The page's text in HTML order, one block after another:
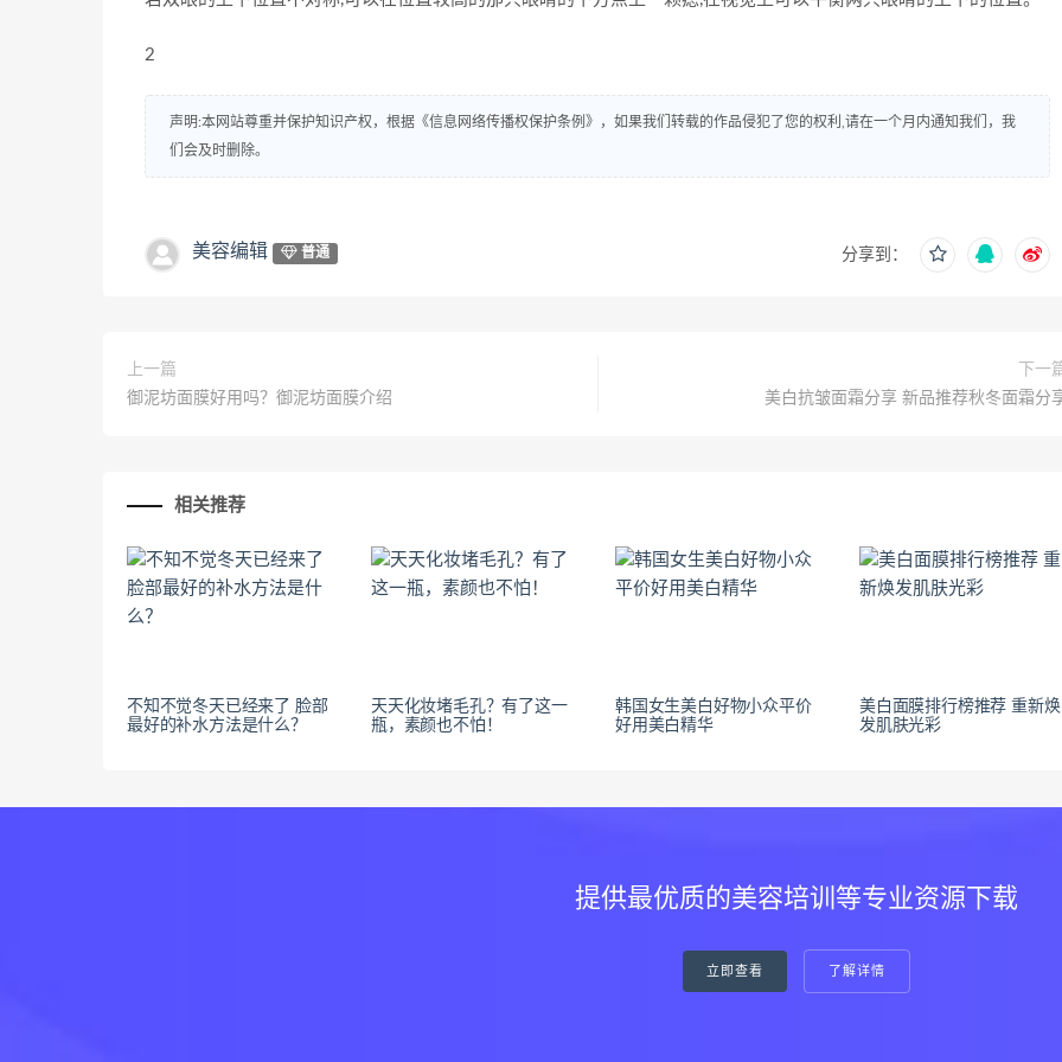
2
声明:本网站尊重并保护知识产权，根据《信息网络传播权保护条例》，如果我们转载的作品侵犯了您的权利,请在一个月内通知我们，我
们会及时删除。
美容编辑 普通 分享到：
上一篇
御泥坊面膜好用吗？御泥坊面膜介绍
下一
美白抗皱面霜分享 新品推荐秋冬面霜分
相关推荐
不知不觉冬天已经来了 脸部
最好的补水方法是什么？
天天化妆堵毛孔？有了这一
瓶，素颜也不怕！
韩国女生美白好物小众平价
好用美白精华
美白面膜排行榜推荐 重新焕
发肌肤光彩
提供最优质的美容培训等专业资源下载
立即查看 了解详情